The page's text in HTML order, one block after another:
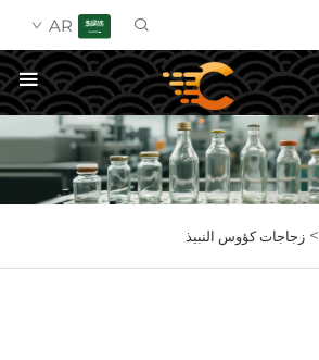
AR
> زجاجات كؤوس النبيذ